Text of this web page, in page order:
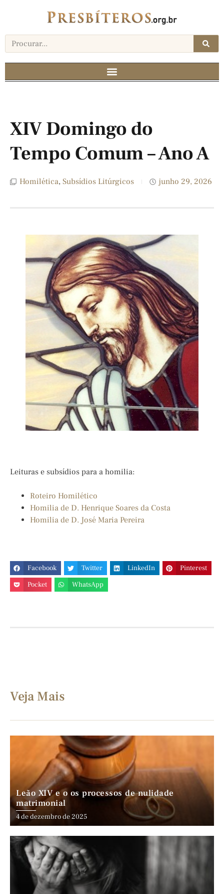
XIV Domingo do
Tempo Comum – Ano A
Homilética, Subsídios Litúrgicos junho 29, 2026
Leituras e subsídios para a homilia:
Roteiro Homilético
Homilia de D. Henrique Soares da Costa
Homilia de D. José Maria Pereira
Facebook Twitter LinkedIn
Pinterest
Pocket
WhatsApp
Veja Mais
Leão XIV e o os processos de nulidade
matrimonial
4 de dezembro de 2025